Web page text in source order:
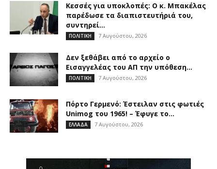
Κεσσές για υποκλοπές: Ο κ. Μπακέλας
παρέδωσε τα διαπιστευτήριά του,
συντηρεί...
ΠΟΛΙΤΙΚΗ 7 Αυγούστου, 2026
Δεν ξεθάβει από το αρχείο ο
Εισαγγελέας του ΑΠ την υπόθεση...
ΠΟΛΙΤΙΚΗ 7 Αυγούστου, 2026
Πόρτο Γερμενό: Έστειλαν στις φωτιές
Unimog του 1965! – Έφυγε το...
ΕΛΛΑΔΑ 7 Αυγούστου, 2026